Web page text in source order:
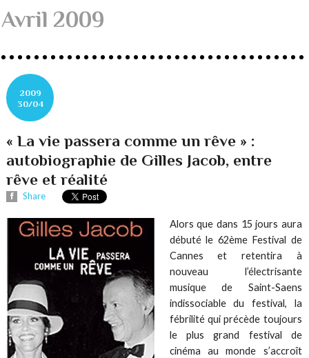
Avril 2009
2009
30/04
« La vie passera comme un rêve » :
autobiographie de Gilles Jacob, entre
rêve et réalité
Share
Alors que dans 15 jours aura
débuté le 62ème Festival de
Cannes et retentira à
nouveau l’électrisante
musique de Saint-Saens
indissociable du festival, la
fébrilité qui précède toujours
le plus grand festival de
cinéma au monde s’accroît